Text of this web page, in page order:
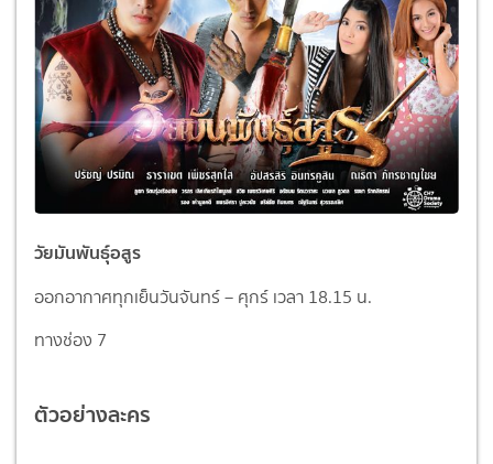
วัยมันพันธุ์อสูร
ออกอากาศทุกเย็นวันจันทร์ – ศุกร์ เวลา 18.15 น.
ทางช่อง 7
ตัวอย่างละคร